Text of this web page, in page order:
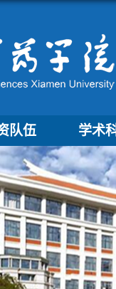
队伍 学术